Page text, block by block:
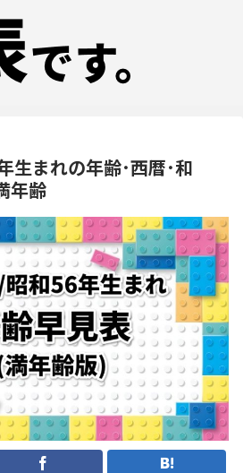
生まれの年齢･西暦･和
年齢